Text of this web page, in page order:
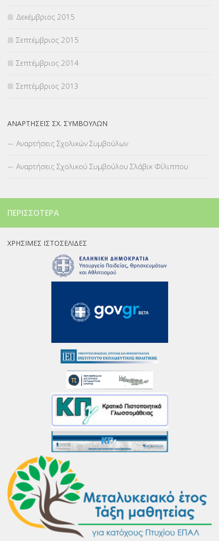
Δεκέμβριος 2015
Σεπτέμβριος 2015
Σεπτέμβριος 2014
Σεπτέμβριος 2013
ΑΝΑΡΤΉΣΕΙΣ ΣΧ. ΣΥΜΒΟΎΛΩΝ
Αναρτήσεις Σχολικών Συμβούλων
Αναρτήσεις Σχολικού Συμβούλου Σλάβικ Φίλιππου
ΠΕΡΙΣΣΌΤΕΡΑ
ΧΡΉΣΙΜΕΣ ΙΣΤΟΣΕΛΊΔΕΣ